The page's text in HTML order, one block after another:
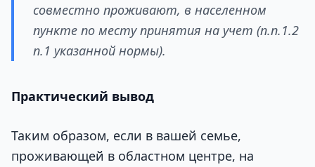
совместно проживают, в населенном
пункте по месту принятия на учет (п.п.1.2
п.1 указанной нормы).
Практический вывод
Таким образом, если в вашей семье,
проживающей в областном центре, на